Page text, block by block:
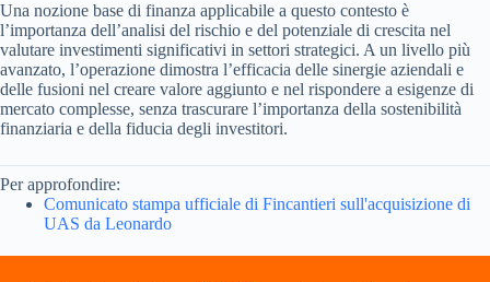
Una nozione base di finanza applicabile a questo contesto è
l’importanza dell’analisi del rischio e del potenziale di crescita nel
valutare investimenti significativi in settori strategici. A un livello più
avanzato, l’operazione dimostra l’efficacia delle sinergie aziendali e
delle fusioni nel creare valore aggiunto e nel rispondere a esigenze di
mercato complesse, senza trascurare l’importanza della sostenibilità
finanziaria e della fiducia degli investitori.
Per approfondire:
Comunicato stampa ufficiale di Fincantieri sull'acquisizione di
UAS da Leonardo